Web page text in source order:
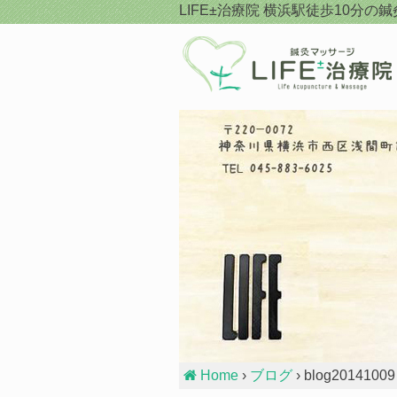
Skip
LIFE±治療院 横浜駅徒歩10分の鍼
Home › ブログ › blog20141009